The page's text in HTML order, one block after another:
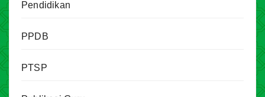
Pendidikan
PPDB
PTSP